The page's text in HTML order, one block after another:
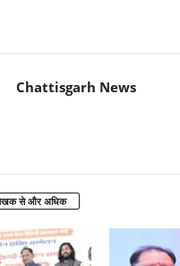
Chattisgarh News
से और अधिक